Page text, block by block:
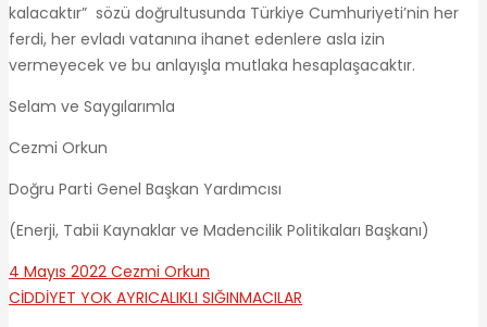
kalacaktır” sözü doğrultusunda Türkiye Cumhuriyeti’nin her
ferdi, her evladı vatanına ihanet edenlere asla izin
vermeyecek ve bu anlayışla mutlaka hesaplaşacaktır.
Selam ve Saygılarımla
Cezmi Orkun
Doğru Parti Genel Başkan Yardımcısı
(Enerji, Tabii Kaynaklar ve Madencilik Politikaları Başkanı)
4 Mayıs 2022 Cezmi Orkun
CİDDİYET YOK AYRICALIKLI SIĞINMACILAR